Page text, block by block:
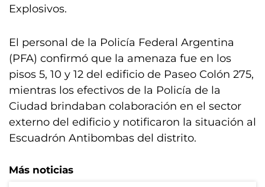
Explosivos.
El personal de la Policía Federal Argentina
(PFA) confirmó que la amenaza fue en los
pisos 5, 10 y 12 del edificio de Paseo Colón 275,
mientras los efectivos de la Policía de la
Ciudad brindaban colaboración en el sector
externo del edificio y notificaron la situación al
Escuadrón Antibombas del distrito.
Más noticias